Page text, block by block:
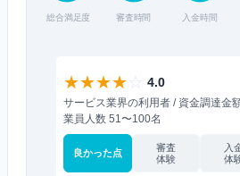
総合満足度 審査時間 入金時間
★★★★☆ 4.0
サービス業界の利用者 / 資金調達金
業員人数 51〜100名
良かった点
審査
体験
入
体